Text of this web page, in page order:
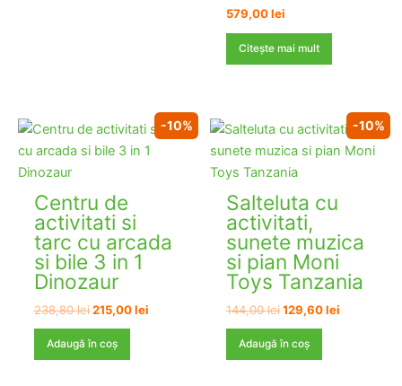
579,00lei
Citește mai mult
-10%
Centru de
activitati si
tarc cu arcada
si bile 3 in 1
Dinozaur
238,80lei Prețul
a
fost:
215,00leiPrețul
Adaugă în coș
-10%
Salteluta cu
activitati,
sunete muzica
si pian Moni
Toys Tanzania
144,00lei Prețul
a
fost:
129,60leiPrețul
Adaugă în coș